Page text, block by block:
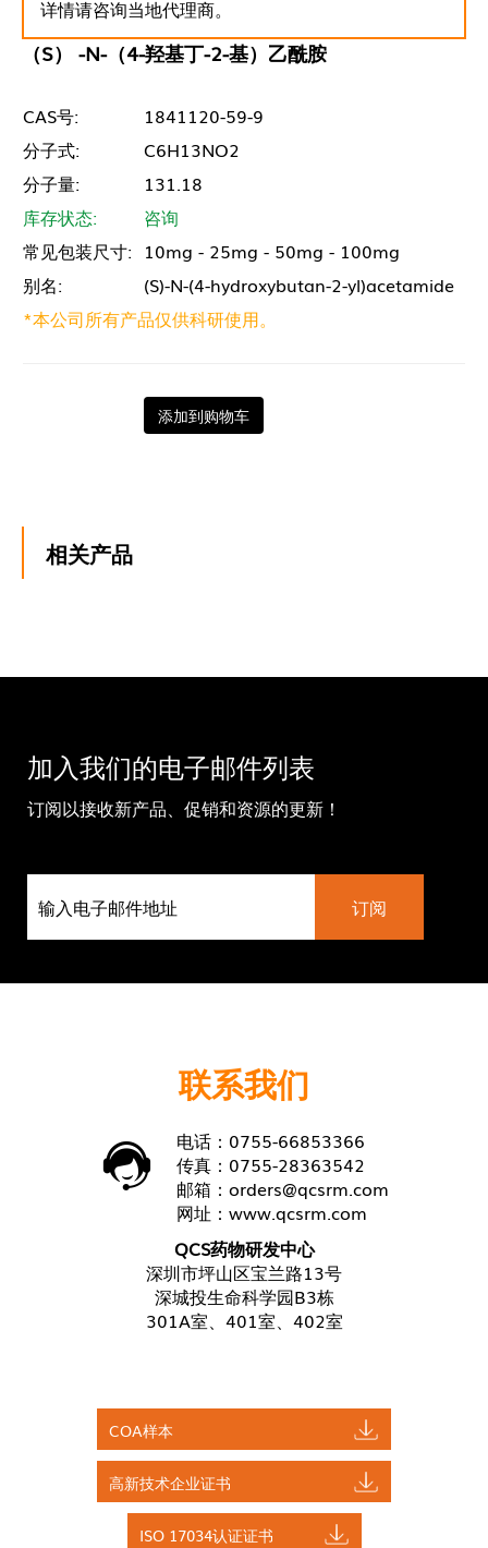
详情请咨询当地代理商。
（S） -N-（4-羟基丁-2-基）乙酰胺
CAS号:
1841120-59-9
分子式:
C6H13NO2
分子量:
131.18
库存状态:
咨询
常见包装尺寸: 10mg - 25mg - 50mg - 100mg
别名:
(S)-N-(4-hydroxybutan-2-yl)acetamide
*本公司所有产品仅供科研使用。
添加到购物车
相关产品
加入我们的电子邮件列表
订阅以接收新产品、促销和资源的更新！
联系我们
电话：0755-66853366
传真：0755-28363542
邮箱： orders@qcsrm.com
网址： www.qcsrm.com
QCS药物研发中心
深圳市坪山区宝兰路13号
深城投生命科学园B3栋
301A室、401室、402室
COA样本
高新技术企业证书
ISO 17034认证证书